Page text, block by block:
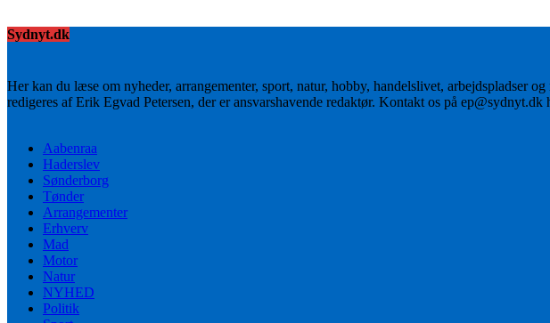
Sydnyt.dk
Her kan du læse om nyheder, arrangementer, sport, natur, hobby, handelslivet, arbejdspladser
redigeres af Erik Egvad Petersen, der er ansvarshavende redaktør. Kontakt os på
Aabenraa
Haderslev
Sønderborg
Tønder
Arrangementer
Erhverv
Mad
Motor
Natur
NYHED
Politik